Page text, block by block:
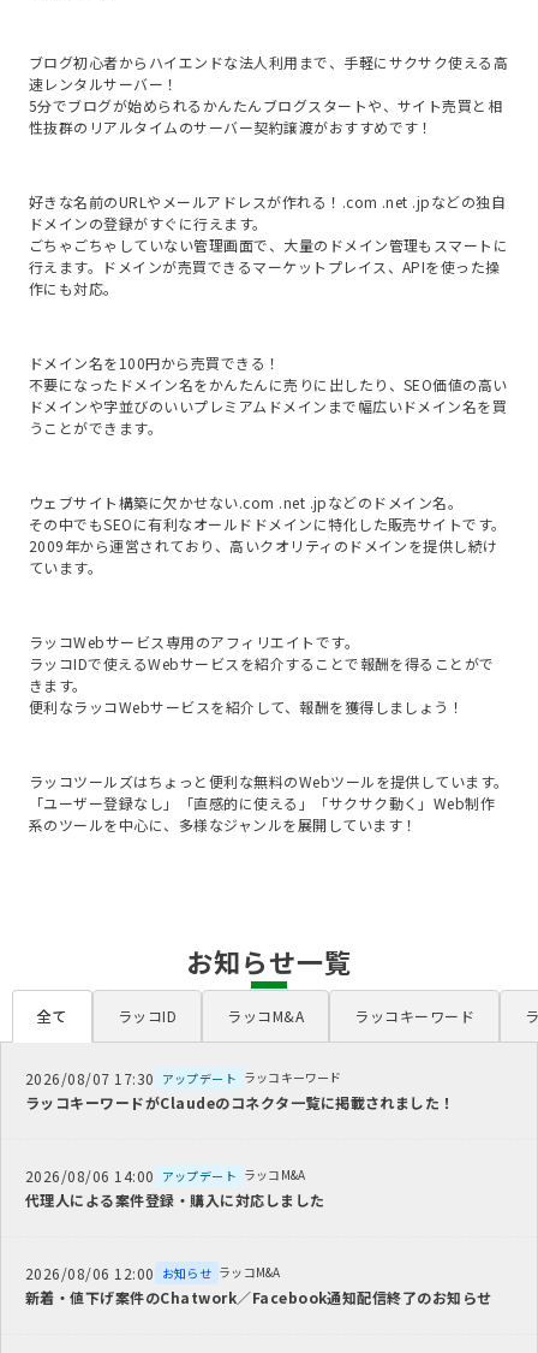
ブログ初心者からハイエンドな法人利用まで、手軽にサクサク使える高
速レンタルサーバー！
5分でブログが始められるかんたんブログスタートや、サイト売買と相
性抜群のリアルタイムのサーバー契約譲渡がおすすめです！
好きな名前のURLやメールアドレスが作れる！.com .net .jpなどの独自
ドメインの登録がすぐに行えます。
ごちゃごちゃしていない管理画面で、大量のドメイン管理もスマートに
行えます。ドメインが売買できるマーケットプレイス、APIを使った操
作にも対応。
ドメイン名を100円から売買できる！
不要になったドメイン名をかんたんに売りに出したり、SEO価値の高い
ドメインや字並びのいいプレミアムドメインまで幅広いドメイン名を買
うことができます。
ウェブサイト構築に欠かせない.com .net .jpなどのドメイン名。
その中でもSEOに有利なオールドドメインに特化した販売サイトです。
2009年から運営されており、高いクオリティのドメインを提供し続け
ています。
ラッコWebサービス専用のアフィリエイトです。
ラッコIDで使えるWebサービスを紹介することで報酬を得ることがで
きます。
便利なラッコWebサービスを紹介して、報酬を獲得しましょう！
ラッコツールズはちょっと便利な無料のWebツールを提供しています。
「ユーザー登録なし」「直感的に使える」「サクサク動く」Web制作
系のツールを中心に、多様なジャンルを展開しています！
お知らせ一覧
全て ラッコID ラッコM&A ラッコキーワード
2026/08/07 17:30 アップデート ラッコキーワード
ラッコキーワードがClaudeのコネクタ一覧に掲載されました！
2026/08/06 14:00 アップデート ラッコM&A
代理人による案件登録・購入に対応しました
2026/08/06 12:00 お知らせ ラッコM&A
新着・値下げ案件のChatwork／Facebook通知配信終了のお知らせ